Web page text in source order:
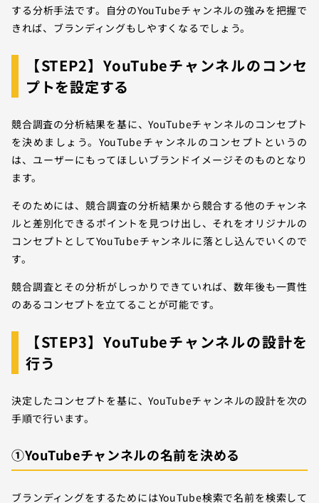
する分析手法です。自分のYouTubeチャンネルの強みを把握で
きれば、ブランディングもしやすくなるでしょう。
【STEP2】YouTubeチャンネルのコンセ
プトを設定する
競合調査の分析結果を基に、YouTubeチャンネルのコンセプト
を決めましょう。YouTubeチャンネルのコンセプトというの
は、ユーザーにもってほしいブランドイメージそのものとなり
ます。
そのためには、競合調査の分析結果から競合する他のチャンネ
ルと差別化できるポイントを見つけ出し、それをオリジナルの
コンセプトとしてYouTubeチャンネルに落とし込んでいくので
す。
競合調査とその分析がしっかりできていれば、数年後も一貫性
のあるコンセプトを立てることが可能です。
【STEP3】YouTubeチャンネルの設計を
行う
決定したコンセプトを基に、YouTubeチャンネルの設計を次の
手順で行います。
①YouTubeチャンネルの名前を決める
ブランディングをするためにはYouTube検索で名前を検索して